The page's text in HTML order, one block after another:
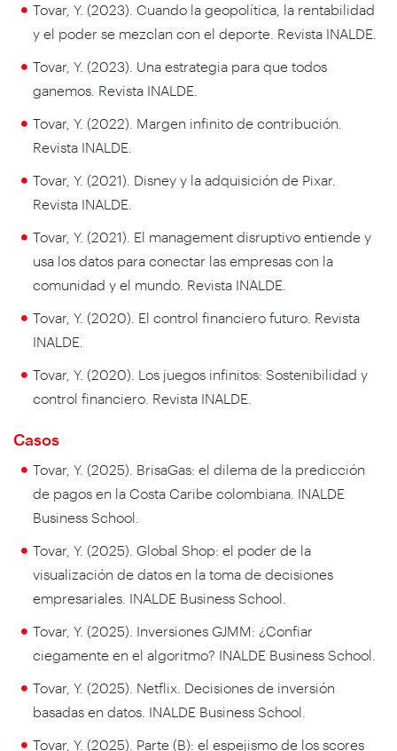
Tovar, Y. (2023). Cuando la geopolítica, la rentabilidad
y el poder se mezclan con el deporte. Revista INALDE.
Tovar, Y. (2023). Una estrategia para que todos
ganemos. Revista INALDE.
Tovar, Y. (2022). Margen infinito de contribución.
Revista INALDE.
Tovar, Y. (2021). Disney y la adquisición de Pixar.
Revista INALDE.
Tovar, Y. (2021). El management disruptivo entiende y
usa los datos para conectar las empresas con la
comunidad y el mundo. Revista INALDE.
Tovar, Y. (2020). El control financiero futuro. Revista
INALDE.
Tovar, Y. (2020). Los juegos infinitos: Sostenibilidad y
control financiero. Revista INALDE.
Casos
Tovar, Y. (2025). BrisaGas: el dilema de la predicción
de pagos en la Costa Caribe colombiana. INALDE
Business School.
Tovar, Y. (2025). Global Shop: el poder de la
visualización de datos en la toma de decisiones
empresariales. INALDE Business School.
Tovar, Y. (2025). Inversiones GJMM: ¿Confiar
ciegamente en el algoritmo? INALDE Business School.
Tovar, Y. (2025). Netflix. Decisiones de inversión
basadas en datos. INALDE Business School.
Tovar, Y. (2025). Parte (B): el espejismo de los scores